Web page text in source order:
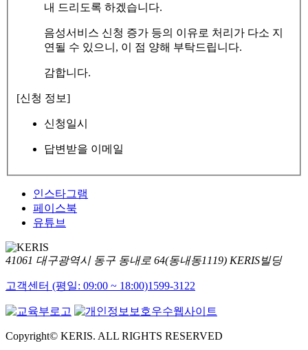
내 드리도록 하겠습니다.
음성서비스 신청 증가 등의 이유로 처리가 다소 지
연될 수 있으니, 이 점 양해 부탁드립니다.
감합니다.
[신청 정보]
신청일시
답변받을 이메일
인스타그램
페이스북
유튜브
41061 대구광역시 동구 동내로 64(동내동1119) KERIS빌딩
고객센터 (평일: 09:00 ~ 18:00)1599-3122
Copyright© KERIS. ALL RIGHTS RESERVED